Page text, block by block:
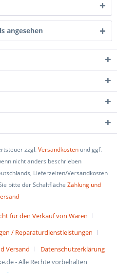
angesehen
zzgl.Versandkosten und ggf.
nicht anders beschrieben
Lieferzeiten/Versandkosten
bitte der Schaltfläche Zahlung und
für den Verkauf von Waren
/ Reparaturdienstleistungen
Versand
Datenschutzerklärung
- Alle Rechte vorbehalten